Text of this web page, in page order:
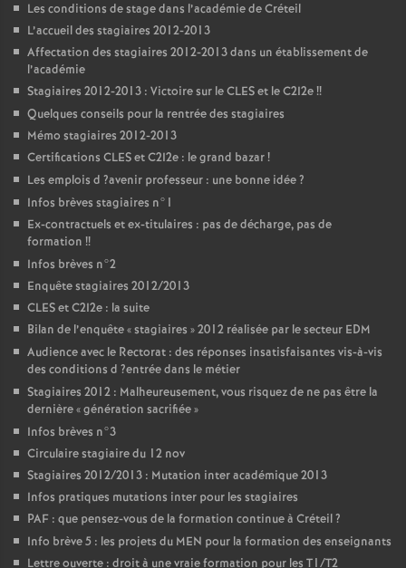
Les conditions de stage dans l’académie de Créteil
L’accueil des stagiaires 2012-2013
Affectation des stagiaires 2012-2013 dans un établissement de
l’académie
Stagiaires 2012-2013 : Victoire sur leCLESet le C2I2e!!
Quelques conseils pour la rentrée des stagiaires
Mémo stagiaires 2012-2013
Certifications CLESet C2I2e : le grand bazar!
Les emplois d ?avenir professeur : une bonne idée?
Infos brèves stagiaires n°1
Ex-contractuels et ex-titulaires : pas de décharge, pas de
formation !!
Infos brèves n°2
Enquête stagiaires 2012/2013
CLESet C2I2e : la suite
Bilan de l’enquête «stagiaires » 2012 réalisée par le secteur EDM
Audience avec le Rectorat : des réponses insatisfaisantes vis-à-vis
des conditions d ?entrée dans le métier
Stagiaires 2012 : Malheureusement, vous risquez de ne pas être la
dernière «génération sacrifiée»
Infos brèves n°3
Circulaire stagiaire du 12 nov
Stagiaires 2012/2013 : Mutation inter académique 2013
Infos pratiques mutations inter pour les stagiaires
PAF : que pensez-vous de la formation continue à Créteil?
Info brève 5 : les projets du MEN pour la formation des enseignants
Lettre ouverte : droit à une vraie formation pour les T1/T2